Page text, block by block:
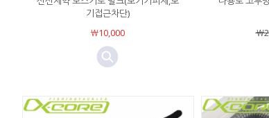
기접근차단)
￦10,000
￦